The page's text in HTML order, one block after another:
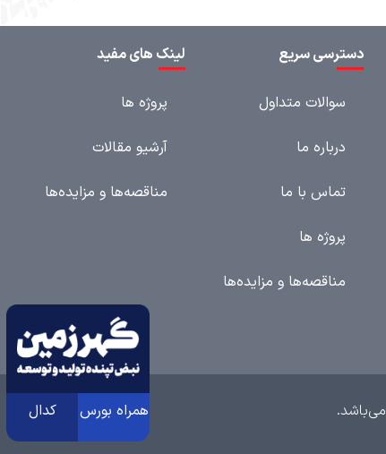
دسترسی سریع
سوالات متداول
درباره ما
تماس با ما
پروژه ها
مناقصه‌ها و مزایده‌ها
لینک های مفید
پروژه ها
آرشیو مقالات
مناقصه‌ها و مزایده‌ها
همراه بورس کدال می‌باشد.